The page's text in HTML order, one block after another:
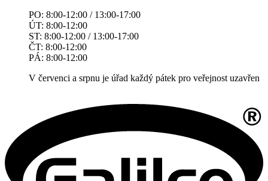
PO: 8:00-12:00 / 13:00-17:00
ÚT: 8:00-12:00
ST: 8:00-12:00 / 13:00-17:00
ČT: 8:00-12:00
PÁ: 8:00-12:00
V červenci a srpnu je úřad každý pátek pro veřejnost uzavřen